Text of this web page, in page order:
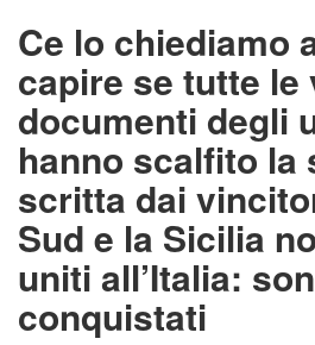
Ce lo chiediamo
capire se tutte le
documenti degli
hanno scalfito la
scritta dai
Sud e la Sicilia
uniti all’Italia:
conquistati